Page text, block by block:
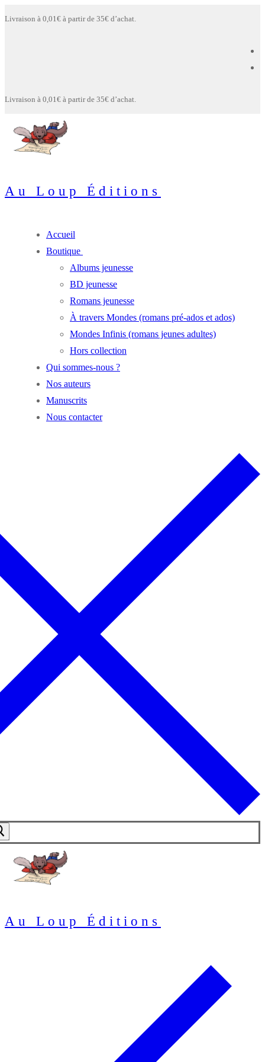
Livraison à 0,01€ à partir de 35€ d’achat.
Livraison à 0,01€ à partir de 35€ d’achat.
Au Loup Éditions
Accueil
Boutique
Albums jeunesse
BD jeunesse
Romans jeunesse
À travers Mondes (romans pré-ados et ados)
Mondes Infinis (romans jeunes adultes)
Hors collection
Qui sommes-nous ?
Nos auteurs
Manuscrits
Nous contacter
Au Loup Éditions